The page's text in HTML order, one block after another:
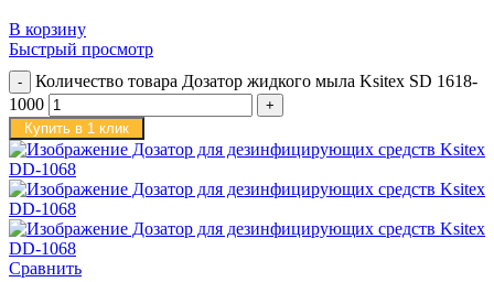
В корзину
Быстрый просмотр
Количество товара Дозатор жидкого мыла Ksitex SD 1618-
1000
Купить в 1 клик
Сравнить